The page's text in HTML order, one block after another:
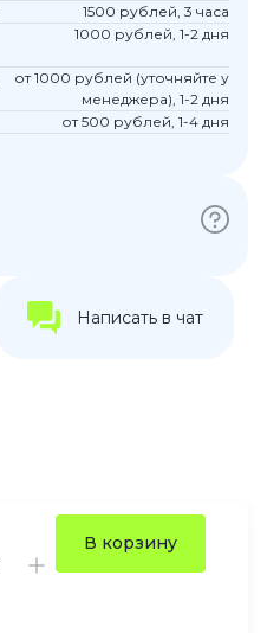
1500 рублей, 3 часа
1000 рублей, 1-2 дня
от 1000 рублей (уточняйте у
менеджера), 1-2 дня
от 500 рублей, 1-4 дня
Написать в чат
В корзину